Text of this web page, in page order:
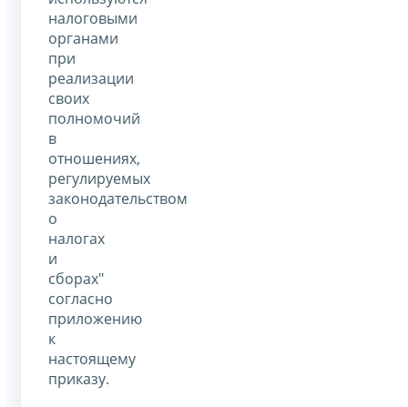
налоговыми
органами
при
реализации
своих
полномочий
в
отношениях,
регулируемых
законодательством
о
налогах
и
сборах"
согласно
приложению
к
настоящему
приказу.